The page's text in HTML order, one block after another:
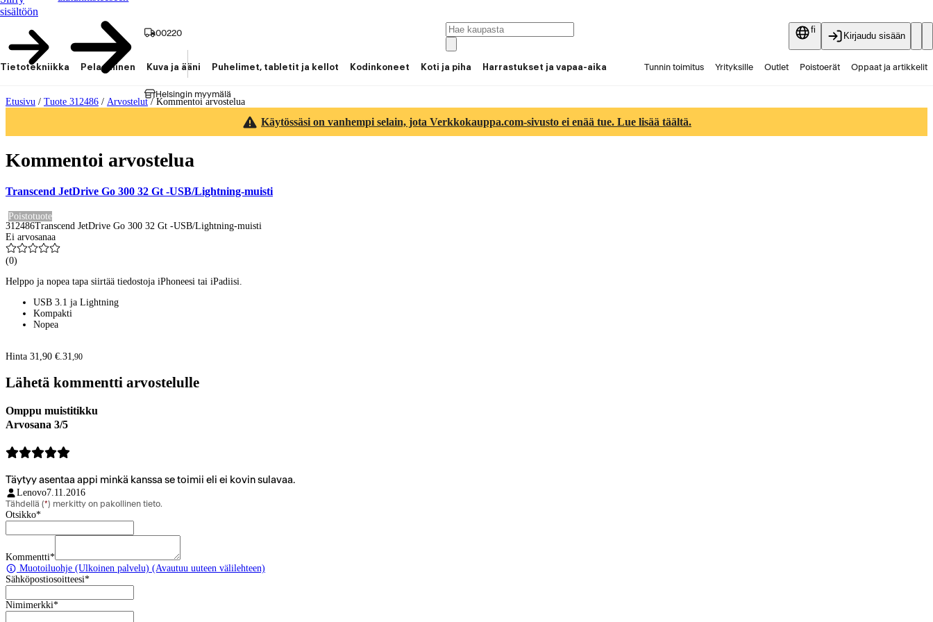
sisältöön
00220
Helsingin myymälä
fi
Kirjaudu sisään
Tietotekniikka Pelaaminen Kuva ja ääni Puhelimet, tabletit ja kellot Kodinkoneet Koti ja piha Harrastukset ja vapaa-aika Tunnin toimitus Yrityksille Outlet Poistoerät Oppaat ja artikkelit
Etusivu / Tuote 312486 / Arvostelut/ Kommentoi arvostelua
Käytössäsi on vanhempi selain, jota Verkkokauppa.com-sivusto ei enää tue. Lue lisää täältä.
Kommentoi arvostelua
Transcend JetDrive Go 300 32 Gt -USB/Lightning-muisti
Poistotuote
312486Transcend JetDrive Go 300 32 Gt -USB/Lightning-muisti
Ei arvosanaa
(0)
Helppo ja nopea tapa siirtää tiedostoja iPhoneesi tai iPadiisi.
USB 3.1 ja Lightning
Kompakti
Nopea
Hinta 31,90 €.31,90
Lähetä kommentti arvostelulle
Omppu muistitikku
Arvosana 3/5
Täytyy asentaa appi minkä kanssa se toimii eli ei kovin sulavaa.
Lenovo7.11.2016
Tähdellä (*) merkitty on pakollinen tieto.
Otsikko*
Kommentti*
Muotoiluohje (Ulkoinen palvelu) (Avautuu uuteen välilehteen)
Sähköpostiosoitteesi*
Nimimerkki*